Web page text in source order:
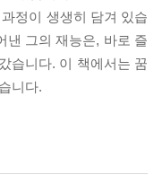
정이 생생히 담겨 있습
낸 그의 재능은, 바로 즐
습니다. 이 책에서는 꿈
니다.